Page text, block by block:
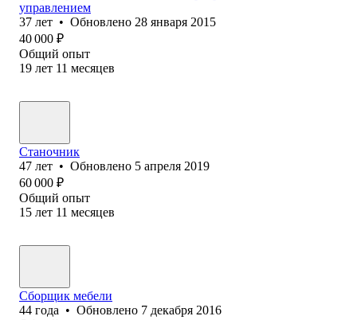
управлением
37 лет • Обновлено 28 января 2015
40 000 ₽
Общий опыт
19 лет 11 месяцев
Станочник
47 лет • Обновлено 5 апреля 2019
60 000 ₽
Общий опыт
15 лет 11 месяцев
Сборщик мебели
44 года • Обновлено 7 декабря 2016